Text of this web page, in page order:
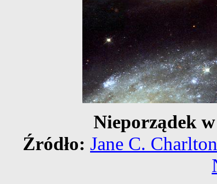
Nieporządek
Źródło: Jane C. Charlton